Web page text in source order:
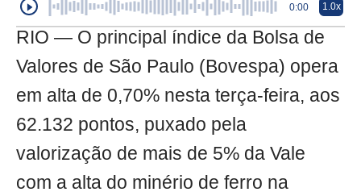
0:00 1.0x
RIO — O principal índice da Bolsa de
Valores de São Paulo (Bovespa) opera
em alta de 0,70% nesta terça-feira, aos
62.132 pontos, puxado pela
valorização de mais de 5% da Vale
com a alta do minério de ferro na